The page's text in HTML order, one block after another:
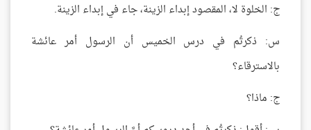
ج: الخلوة لا، المقصود إبداء الزينة، جاء في إبداء الزينة.
س: ذكرتُم في درس الخميس أن الرسول أمر عائشة
بالاسترقاء؟
ج: ماذا؟